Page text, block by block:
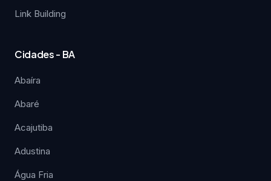
Link Building
Cidades - BA
Abaíra
Abaré
Acajutiba
Adustina
Água Fria